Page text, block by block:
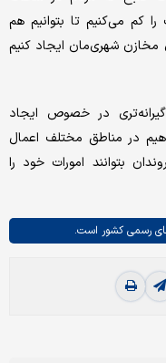
کم می‌کنیم تا بتوانیم هم
مخازن شهری‌مان ایجاد کنیم
در خصوص ایجاد
در مناطق مختلف اعمال
بتوانند امورات خود را
رسمی کشور است.